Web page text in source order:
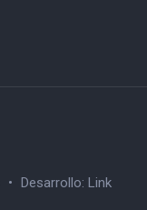
• Desarrollo: Link